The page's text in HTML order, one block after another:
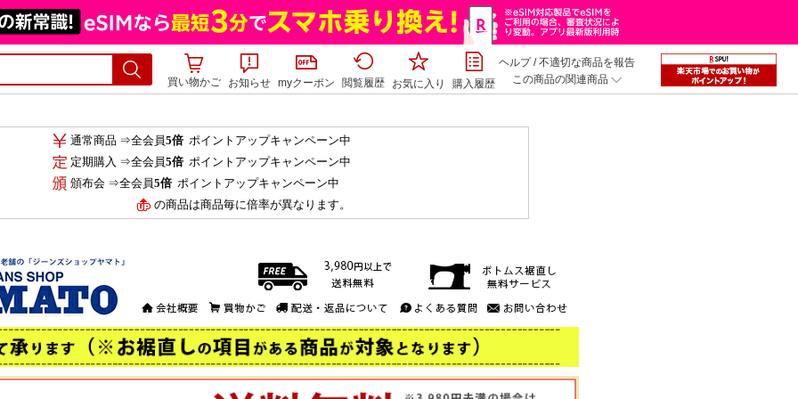
買い物かご お知らせ myクーポン 閲覧履歴 お気に入り 購入履歴
ヘルプ/不適切な商品を報告
この商品の関連商品
通常商品 ⇒全会員5倍ポイントアップキャンペーン中
定期購入 ⇒全会員5倍ポイントアップキャンペーン中
頒布会 ⇒全会員5倍ポイントアップキャンペーン中
の商品は商品毎に倍率が異なります。